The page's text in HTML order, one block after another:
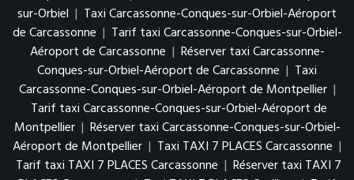
sur-Orbiel | Taxi Carcassonne-Conques-sur-Orbiel-Aéroport
de Carcassonne | Tarif taxi Carcassonne-Conques-sur-Orbiel-
Aéroport de Carcassonne | Réserver taxi Carcassonne-
Conques-sur-Orbiel-Aéroport de Carcassonne | Taxi
Carcassonne-Conques-sur-Orbiel-Aéroport de Montpellier |
Tarif taxi Carcassonne-Conques-sur-Orbiel-Aéroport de
Montpellier | Réserver taxi Carcassonne-Conques-sur-Orbiel-
Aéroport de Montpellier | Taxi TAXI 7 PLACES Carcassonne |
Tarif taxi TAXI 7 PLACES Carcassonne | Réserver taxi TAXI 7